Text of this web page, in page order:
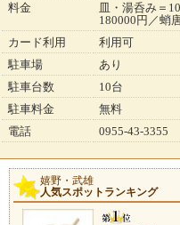
料金
皿・湯呑み＝
180000円／蛸
カード利用
利用可
駐車場
あり
駐車台数
10台
駐車料金
無料
電話
0955-43-3355
嬉野・武雄
人気スポットランキング